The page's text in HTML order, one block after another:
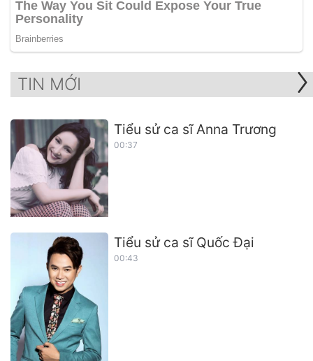
TIN MỚI
Tiểu sử ca sĩ Anna Trương
00:37
Tiểu sử ca sĩ Quốc Đại
00:43